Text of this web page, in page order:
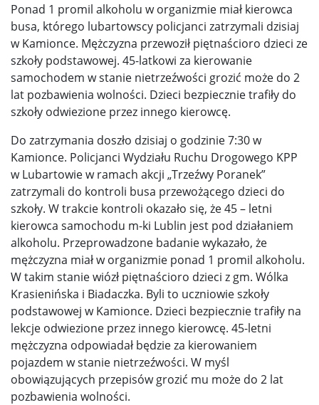
Ponad 1 promil alkoholu w organizmie miał kierowca
busa, którego lubartowscy policjanci zatrzymali dzisiaj
w Kamionce. Mężczyzna przewoził piętnaścioro dzieci ze
szkoły podstawowej. 45-latkowi za kierowanie
samochodem w stanie nietrzeźwości grozić może do 2
lat pozbawienia wolności. Dzieci bezpiecznie trafiły do
szkoły odwiezione przez innego kierowcę.
Do zatrzymania doszło dzisiaj o godzinie 7:30 w
Kamionce. Policjanci Wydziału Ruchu Drogowego KPP
w Lubartowie w ramach akcji „Trzeźwy Poranek”
zatrzymali do kontroli busa przewożącego dzieci do
szkoły. W trakcie kontroli okazało się, że 45 – letni
kierowca samochodu m-ki Lublin jest pod działaniem
alkoholu. Przeprowadzone badanie wykazało, że
mężczyzna miał w organizmie ponad 1 promil alkoholu.
W takim stanie wiózł piętnaścioro dzieci z gm. Wólka
Krasienińska i Biadaczka. Byli to uczniowie szkoły
podstawowej w Kamionce. Dzieci bezpiecznie trafiły na
lekcje odwiezione przez innego kierowcę. 45-letni
mężczyzna odpowiadał będzie za kierowaniem
pojazdem w stanie nietrzeźwości. W myśl
obowiązujących przepisów grozić mu może do 2 lat
pozbawienia wolności.